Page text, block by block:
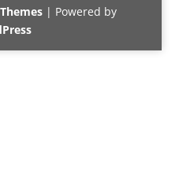
| Powered by